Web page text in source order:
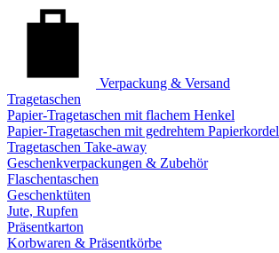
Verpackung & Versand
Tragetaschen
Papier-Tragetaschen mit flachem Henkel
Papier-Tragetaschen mit gedrehtem Papierkordel
Tragetaschen Take-away
Geschenkverpackungen & Zubehör
Flaschentaschen
Geschenktüten
Jute, Rupfen
Präsentkarton
Korbwaren & Präsentkörbe